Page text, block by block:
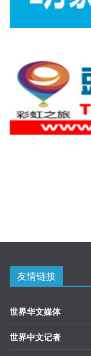
友情链接
世界华文媒体
世界中文记者